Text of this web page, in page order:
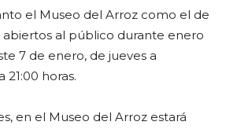
el Museo del Arroz como el de
abiertos al público durante enero
7 de enero, de jueves a
21:00 horas.
en el Museo del Arroz estará